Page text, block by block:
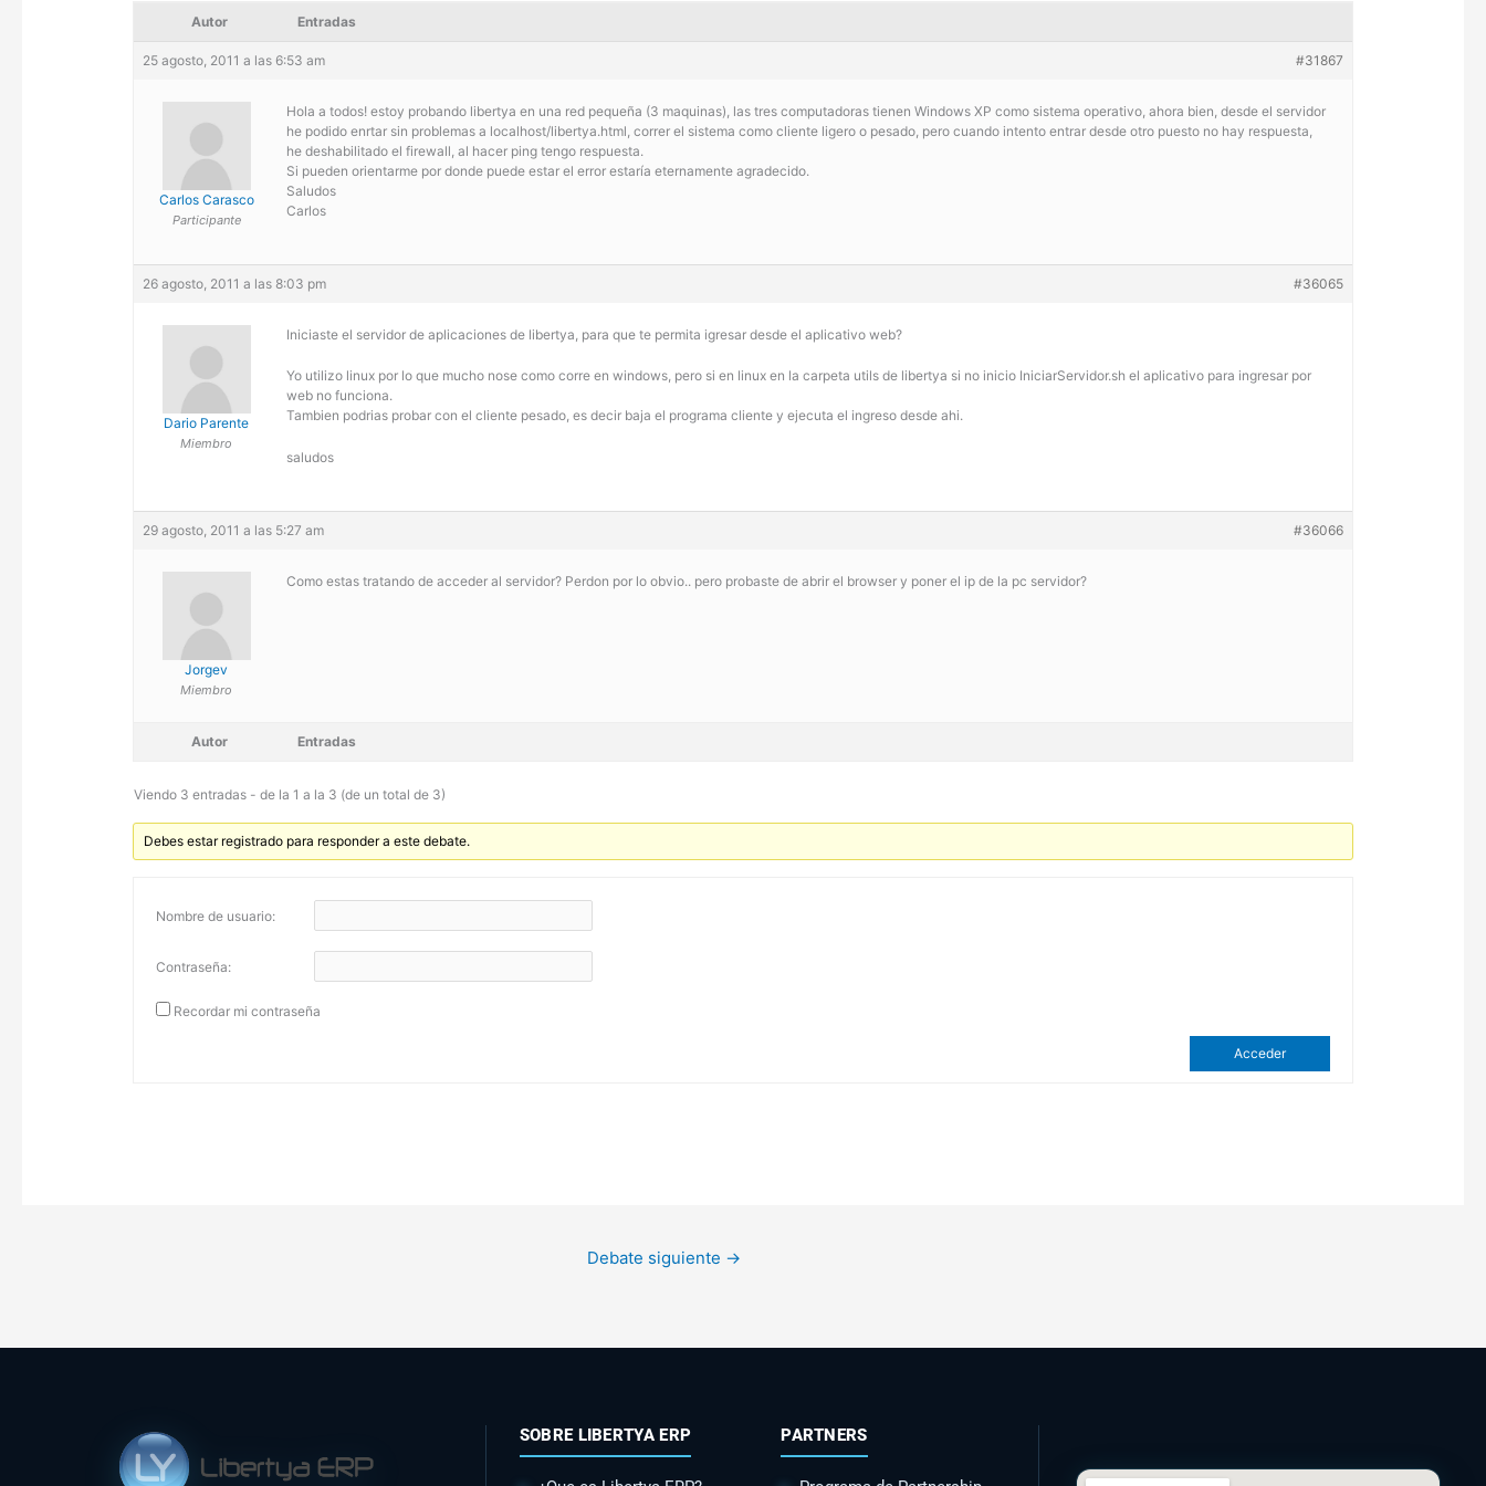
Autor Entradas
25 agosto, 2011 a las 6:53 am #31867
Carlos Carasco
Participante
Hola a todos! estoy probando libertya en una red pequeña (3 maquinas), las tres computadoras tienen Windows XP como sistema operativo, ahora bien, desde el servidor
he podido enrtar sin problemas a localhost/libertya.html, correr el sistema como cliente ligero o pesado, pero cuando intento entrar desde otro puesto no hay respuesta,
he deshabilitado el firewall, al hacer ping tengo respuesta.
Si pueden orientarme por donde puede estar el error estaría eternamente agradecido.
Saludos
Carlos
26 agosto, 2011 a las 8:03 pm #36065
Dario Parente
Miembro
Iniciaste el servidor de aplicaciones de libertya, para que te permita igresar desde el aplicativo web?
Yo utilizo linux por lo que mucho nose como corre en windows, pero si en linux en la carpeta utils de libertya si no inicio IniciarServidor.sh el aplicativo para ingresar por
web no funciona.
Tambien podrias probar con el cliente pesado, es decir baja el programa cliente y ejecuta el ingreso desde ahi.
saludos
29 agosto, 2011 a las 5:27 am #36066
Jorgev
Miembro
Como estas tratando de acceder al servidor? Perdon por lo obvio.. pero probaste de abrir el browser y poner el ip de la pc servidor?
Autor Entradas
Viendo 3 entradas - de la 1 a la 3 (de un total de 3)
Debes estar registrado para responder a este debate.
Nombre de usuario:
Contraseña:
Recordar mi contraseña
Acceder
Debate siguiente →
SOBRE LIBERTYA ERP PARTNERS